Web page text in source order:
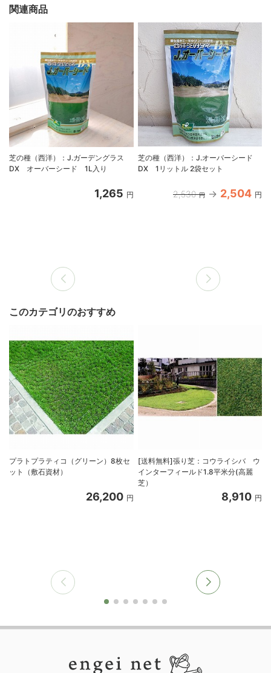
関連商品
芝の種（西洋）：J.ガーデングラス
DX オーバーシード 1L入り
1,265 円
芝の種（西洋）：J.オーバーシード
DX 1リットル 2袋セット
2,530 円 2,504 円
このカテゴリのおすすめ
プラトプラティコ（グリーン）8枚セ
ット（敷石資材）
26,200 円
[送料無料]張り芝：コウライシバ ウ
インターフィールド1.8平米分(高麗
芝）
8,910 円